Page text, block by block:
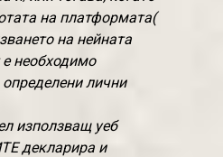
на платформата(
на нейната
необходимо
лични
използващ уеб
декларира и